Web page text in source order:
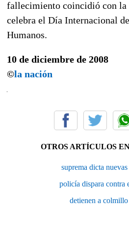
fallecimiento coincidió con la
celebra el Día Internacional
Humanos.
10 de diciembre de 2008
©la nación
OTROS ARTÍCULOS
suprema dicta
policía dispara contra
detienen a